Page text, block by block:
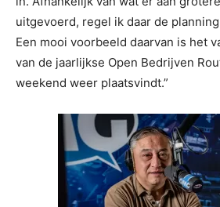
uitgevoerd, regel ik daar de
Een mooi voorbeeld daarvan is het
van de jaarlijkse Open Bedrijven
weekend weer plaatsvindt.”